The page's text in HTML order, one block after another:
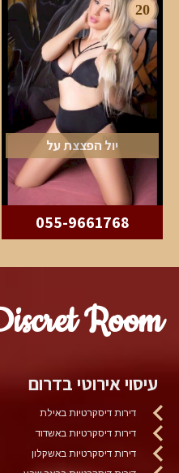
20
יול הפצצת על
055-9661768
Room
עיסוי אירוטי בדרום
דירות דיסקרטיות באילת
דירות דיסקרטיות באשדוד
דירות דיסקרטיות באשקלון